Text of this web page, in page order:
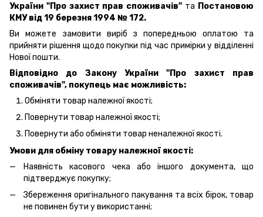
України "Про захист прав споживачів" та Постановою
КМУ від 19 березня 1994 № 172.
Ви можете замовити виріб з попередньою оплатою та
прийняти рішення щодо покупки під час примірки у відділенні
Нової пошти.
Відповідно до Закону України "Про захист прав
споживачів", покупець має можливість:
Обміняти товар належної якості;
Повернути товар належної якості;
Повернути або обміняти товар неналежної якості.
Умови для обміну товару належної якості:
Наявність касового чека або іншого документа, що
підтверджує покупку;
Збереження оригінального пакування та всіх бірок, товар
не повинен бути у використанні;